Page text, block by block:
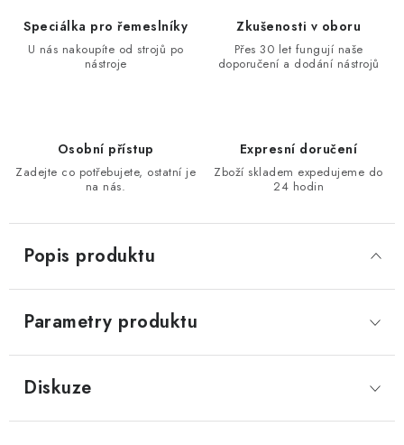
Speciálka pro řemeslníky
U nás nakoupíte od strojů po
nástroje
Zkušenosti v oboru
Přes 30 let fungují naše
doporučení a dodání nástrojů
Osobní přístup
Zadejte co potřebujete, ostatní je
na nás.
Expresní doručení
Zboží skladem expedujeme do
24 hodin
Popis produktu
Parametry produktu
Diskuze